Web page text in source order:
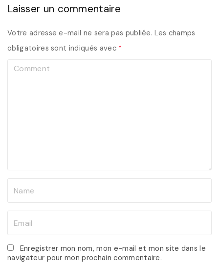
Laisser un commentaire
Votre adresse e-mail ne sera pas publiée. Les champs
obligatoires sont indiqués avec *
*
a
i
Enregistrer mon nom, mon e-mail et mon site dans le
navigateur pour mon prochain commentaire.